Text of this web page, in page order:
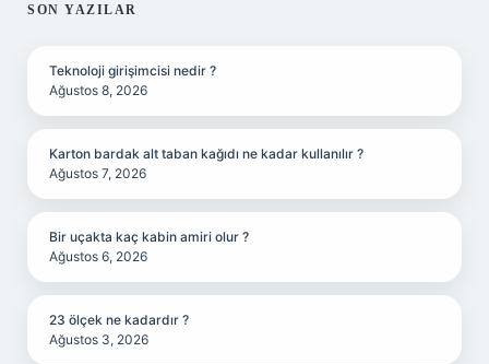
SIDEBAR
SON YAZILAR
Teknoloji girişimcisi nedir ?
Ağustos 8, 2026
Karton bardak alt taban kağıdı ne kadar kullanılır ?
Ağustos 7, 2026
Bir uçakta kaç kabin amiri olur ?
Ağustos 6, 2026
23 ölçek ne kadardır ?
Ağustos 3, 2026